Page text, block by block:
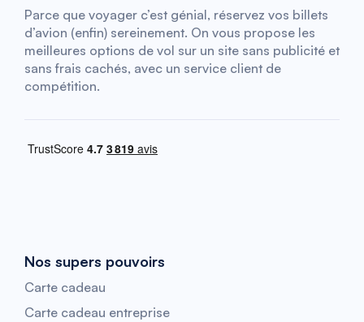
Parce que voyager c’est génial, réservez vos billets
d’avion (enfin) sereinement. On vous propose les
meilleures options de vol sur un site sans publicité et
sans frais cachés, avec un service client de
compétition.
Nos supers pouvoirs
Carte cadeau
Carte cadeau entreprise